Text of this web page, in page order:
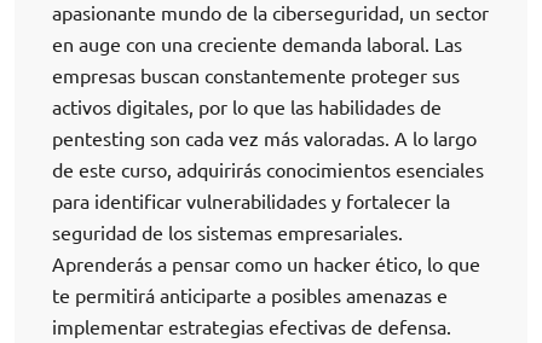
apasionante mundo de la ciberseguridad, un sector
en auge con una creciente demanda laboral. Las
empresas buscan constantemente proteger sus
activos digitales, por lo que las habilidades de
pentesting son cada vez más valoradas. A lo largo
de este curso, adquirirás conocimientos esenciales
para identificar vulnerabilidades y fortalecer la
seguridad de los sistemas empresariales.
Aprenderás a pensar como un hacker ético, lo que
te permitirá anticiparte a posibles amenazas e
implementar estrategias efectivas de defensa.